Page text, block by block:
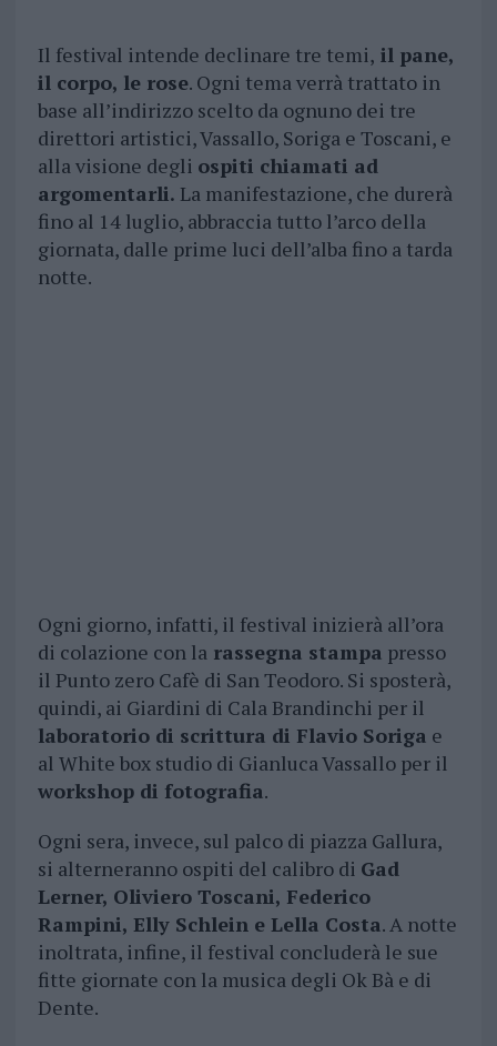
Il festival intende declinare tre temi, il pane,
il corpo, le rose. Ogni tema verrà trattato in
base all’indirizzo scelto da ognuno dei tre
direttori artistici, Vassallo, Soriga e Toscani, e
alla visione degli ospiti chiamati ad
argomentarli. La manifestazione, che durerà
fino al 14 luglio, abbraccia tutto l’arco della
giornata, dalle prime luci dell’alba fino a tarda
notte.
Ogni giorno, infatti, il festival inizierà all’ora
di colazione con larassegna stampa presso
il Punto zero Cafè di San Teodoro. Si sposterà,
quindi, ai Giardini di Cala Brandinchi per il
laboratorio di scrittura di Flavio Soriga e
al White box studio di Gianluca Vassallo per il
workshop di fotografia.
Ogni sera, invece, sul palco di piazza Gallura,
si alterneranno ospiti del calibro di Gad
Lerner, Oliviero Toscani, Federico
Rampini, Elly Schlein e Lella Costa. A notte
inoltrata, infine, il festival concluderà le sue
fitte giornate con la musica degli Ok Bà e di
Dente.